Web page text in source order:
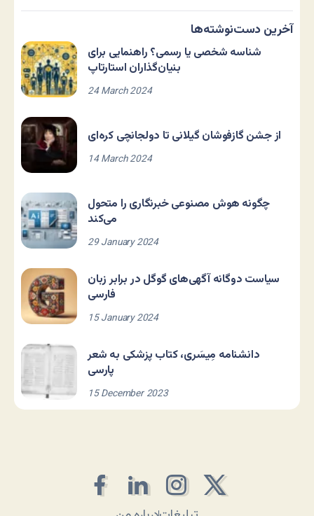
آخرین دست‌نوشته‌ها
شناسه شخصی یا رسمی؟ راهنمایی برای
بنیان‌گذاران استارتاپ
24 March 2024
از جشن گازفوشان گیلانی تا دولجانچی کره‌ای
14 March 2024
چگونه هوش مصنوعی خبرنگاری را متحول
می‌کند
29 January 2024
سیاست دوگانه آگهی‌های گوگل در برابر زبان
فارسی
15 January 2024
دانشنامه مِیسَری، کتاب پزشکی به شعر
پارسی
15 December 2023